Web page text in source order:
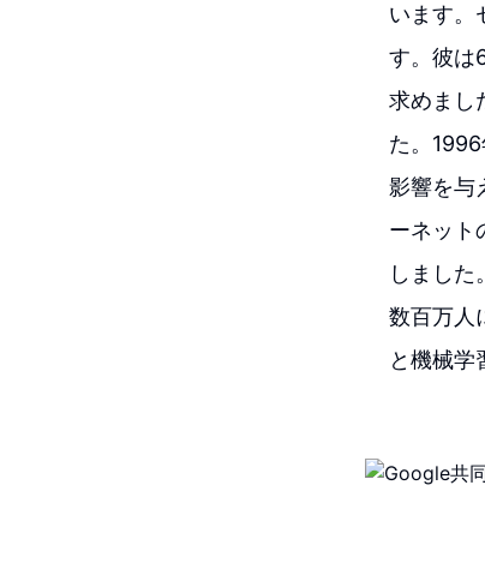
います。
す。彼は
求めまし
た。
影響を与
ーネット
しました
数百万人
と機械学